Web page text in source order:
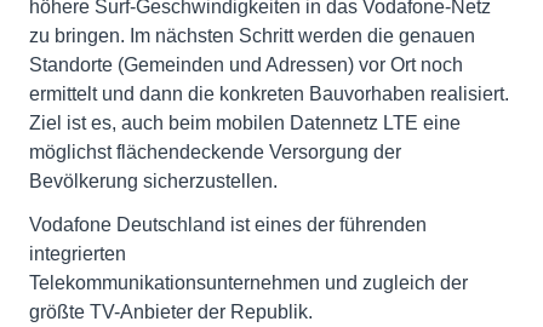
höhere Surf-Geschwindigkeiten in das Vodafone-Netz
zu bringen. Im nächsten Schritt werden die genauen
Standorte (Gemeinden und Adressen) vor Ort noch
ermittelt und dann die konkreten Bauvorhaben realisiert.
Ziel ist es, auch beim mobilen Datennetz LTE eine
möglichst flächendeckende Versorgung der
Bevölkerung sicherzustellen.
Vodafone Deutschland ist eines der führenden
integrierten
Telekommunikationsunternehmen und zugleich der
größte TV-Anbieter der Republik.